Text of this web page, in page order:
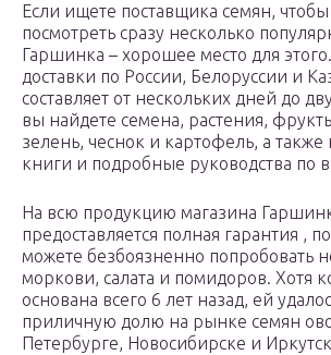
Если ищете поставщика семян,
посмотреть сразу несколько
Гаршинка – хорошее место для
доставки по России, Белоруссии и
составляет от нескольких дней до
вы найдете семена, растения,
зелень, чеснок и картофель, а
книги и подробные руководства по
На всю продукцию магазина
предоставляется полная гарантия ,
можете безбоязненно попробовать
моркови, салата и помидоров. Хотя
основана всего 6 лет назад, ей
приличную долю на рынке семян
Петербурге, Новосибирске и